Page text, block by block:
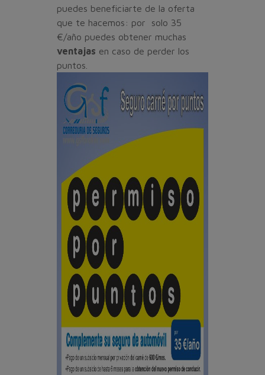
puedes beneficiarte de la oferta
que te hacemos: por solo 35
€/año puedes obtener muchas
ventajas en caso de perder los
puntos.